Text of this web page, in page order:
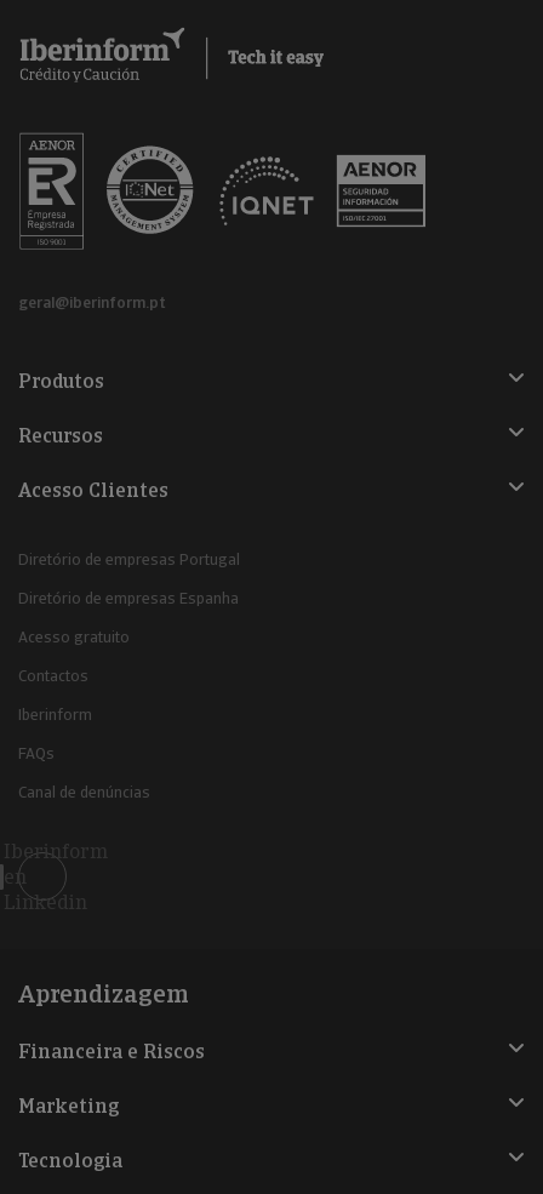
geral@iberinform.pt
Produtos
Recursos
Acesso Clientes
Diretório de empresas Portugal
Diretório de empresas Espanha
Acesso gratuito
Contactos
Iberinform
FAQs
Canal de denúncias
Iberinform
en
Linkedin
Aprendizagem
Financeira e Riscos
Marketing
Tecnologia